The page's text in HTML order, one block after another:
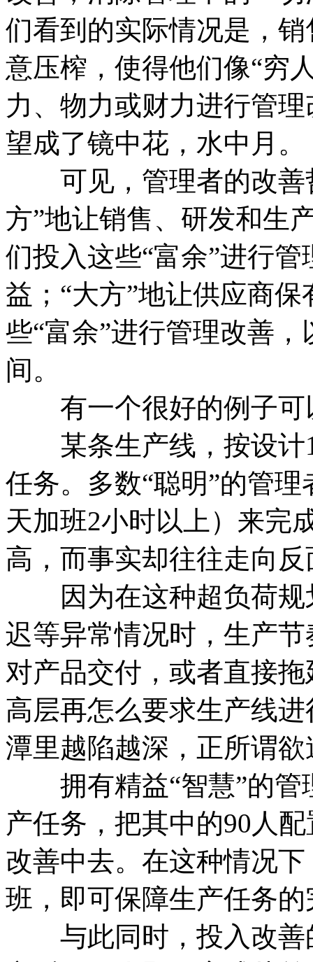
们看到的实际情况是，
意压榨，使得他们像“穷
力、物力或财力进行管
望成了镜中花，水中月。
可见，管理者的改善
方”地让销售、研发和生
们投入这些“富余”进行
益；“大方”地让供应商
些“富余”进行管理改善
间。
有一个很好的例子可
某条生产线，按设计
任务。多数“聪明”的管
天加班2小时以上）来完
高，而事实却往往走向反
因为在这种超负荷规
迟等异常情况时，生产
对产品交付，或者直接
高层再怎么要求生产线
潭里越陷越深，正所谓
拥有精益“智慧”的管
产任务，把其中的90人
改善中去。在这种情况
班，即可保障生产任务的
与此同时，投入改善